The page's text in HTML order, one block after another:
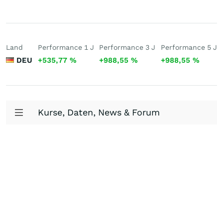
Land
DEU
Performance 1 J
+535,77 %
Performance 3 J
+988,55%
Performance 5 J
+988,55 %
Kurse, Daten, News & Forum